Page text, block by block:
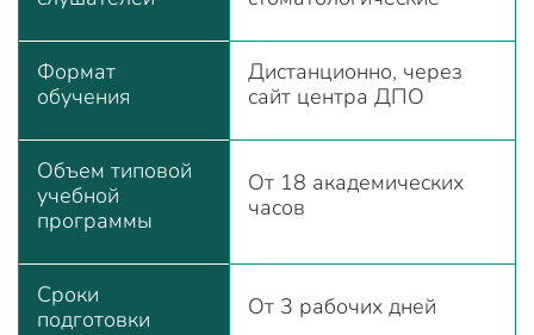
Формат
обучения
Дистанционно, через
сайт центра ДПО
Объем типовой
учебной
программы
От 18 академических
часов
Сроки
подготовки
От 3 рабочих дней